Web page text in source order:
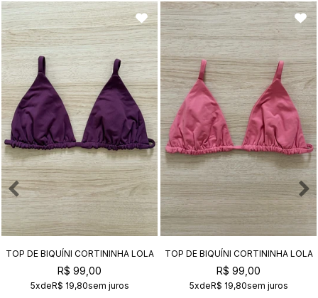
TOP DE BIQUÍNI CORTININHA LOLA
AMETISTA
R$ 99,00
5xdeR$ 19,80sem juros
TOP DE BIQUÍNI CORTININHA LOLA
CHICLETE
R$ 99,00
5xdeR$ 19,80sem juros